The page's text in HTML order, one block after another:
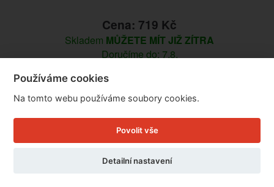
Cena: 719 Kč
Skladem MŮŽETE MÍT JIŽ ZÍTRA
Doručíme do: 7.8.
Používáme cookies
Na tomto webu používáme soubory cookies.
Povolit vše
Detailní nastavení